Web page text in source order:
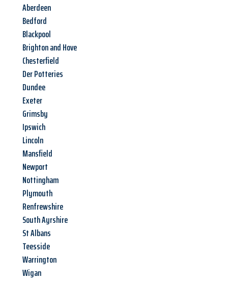
Aberdeen
Bedford
Blackpool
Brighton and Hove
Chesterfield
Der Potteries
Dundee
Exeter
Grimsby
Ipswich
Lincoln
Mansfield
Newport
Nottingham
Plymouth
Renfrewshire
South Ayrshire
St Albans
Teesside
Warrington
Wigan